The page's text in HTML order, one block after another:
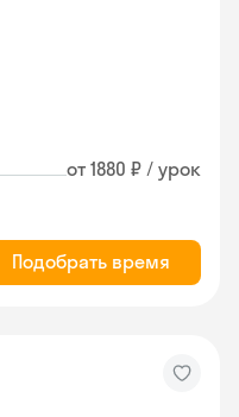
от 1880 ₽ / урок
Подобрать время